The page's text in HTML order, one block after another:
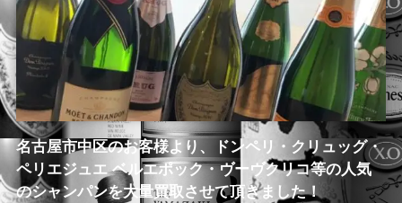
名古屋市中区のお客様より、ドンペリ・クリュッグ・
ペリエジュエ ベルエポック・ヴーヴクリコ等の人気
のシャンパンを大量買取させて頂きました！